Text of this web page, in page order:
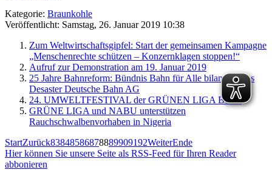
Kategorie: Braunkohle
Veröffentlicht: Samstag, 26. Januar 2019 10:38
Zum Weltwirtschaftsgipfel: Start der gemeinsamen Kampagne
„Menschenrechte schützen – Konzernklagen stoppen!“
Aufruf zur Demonstration am 19. Januar 2019
25 Jahre Bahnreform: Bündnis Bahn für Alle bilanziert das
Desaster Deutsche Bahn AG
24. UMWELTFESTIVAL der GRÜNEN LIGA Berlin
GRÜNE LIGA und NABU unterstützen
Rauchschwalbenvorhaben in Nigeria
StartZurück83848586878889909192WeiterEnde
Hier können Sie unsere Seite als RSS-Feed für Ihren Reader
abbonieren